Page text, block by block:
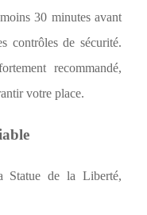
30 minutes avant
contrôles de sécurité.
recommandé,
votre place.
Statue de la Liberté,